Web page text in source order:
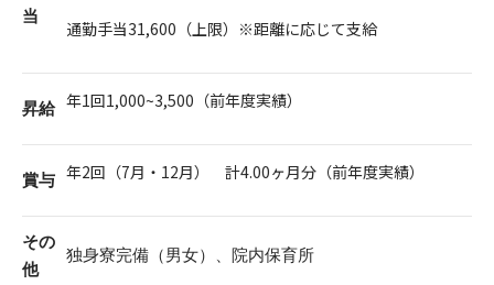
当
通勤手当31,600（上限）※距離に応じて支給
昇給 年1回1,000~3,500（前年度実績）
賞与 年2回（7月・12月） 計4.00ヶ月分（前年度実績）
その
他
独身寮完備（男女）、院内保育所